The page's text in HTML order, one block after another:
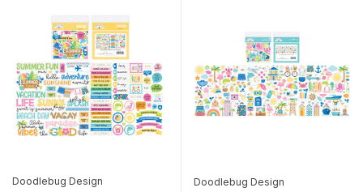
Doodlebug Design Doodlebug Design